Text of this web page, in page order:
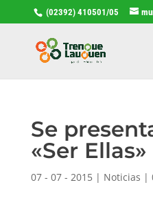
(02392) 410501/05
Se
«Ser Ellas»
07 - 07 - 2015| Noticias |